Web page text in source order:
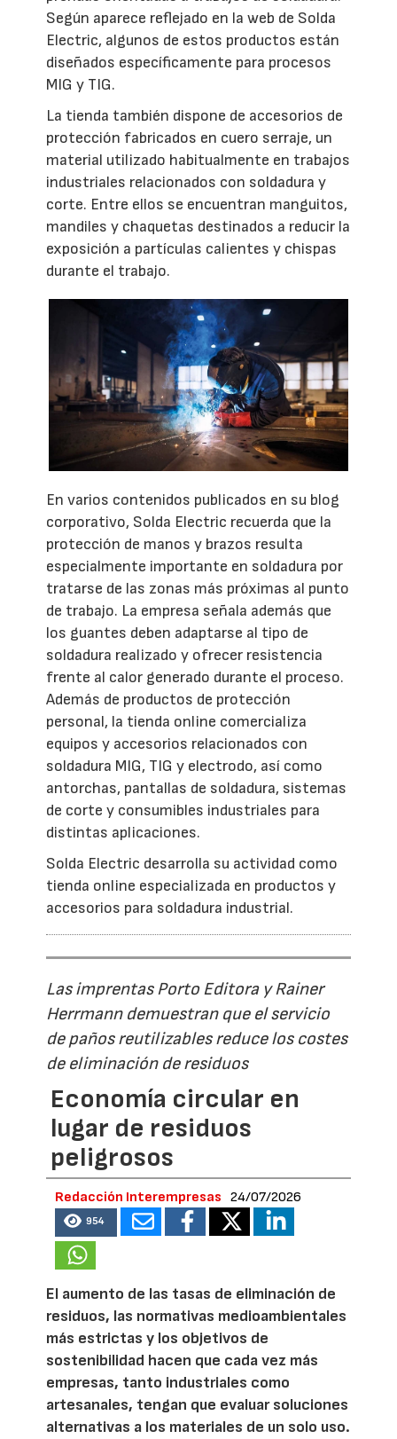
Según aparece reflejado en la web de Solda
Electric, algunos de estos productos están
diseñados específicamente para procesos
MIG y TIG.
La tienda también dispone de accesorios de
protección fabricados en cuero serraje, un
material utilizado habitualmente en trabajos
industriales relacionados con soldadura y
corte. Entre ellos se encuentran manguitos,
mandiles y chaquetas destinados a reducir la
exposición a partículas calientes y chispas
durante el trabajo.
En varios contenidos publicados en su blog
corporativo, Solda Electric recuerda que la
protección de manos y brazos resulta
especialmente importante en soldadura por
tratarse de las zonas más próximas al punto
de trabajo. La empresa señala además que
los guantes deben adaptarse al tipo de
soldadura realizado y ofrecer resistencia
frente al calor generado durante el proceso.
Además de productos de protección
personal, la tienda online comercializa
equipos y accesorios relacionados con
soldadura MIG, TIG y electrodo, así como
antorchas, pantallas de soldadura, sistemas
de corte y consumibles industriales para
distintas aplicaciones.
Solda Electric desarrolla su actividad como
tienda online especializada en productos y
accesorios para soldadura industrial.
Las imprentas Porto Editora y Rainer
Herrmann demuestran que el servicio
de paños reutilizables reduce los costes
de eliminación de residuos
Economía circular en
lugar de residuos
peligrosos
Redacción Interempresas 24/07/2026
954
El aumento de las tasas de eliminación de
residuos, las normativas medioambientales
más estrictas y los objetivos de
sostenibilidad hacen que cada vez más
empresas, tanto industriales como
artesanales, tengan que evaluar soluciones
alternativas a los materiales de un solo uso.